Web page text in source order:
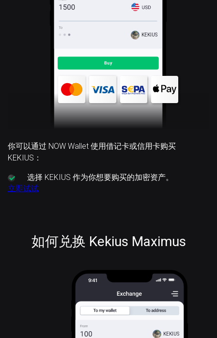
KEKIUS
你可以通过 NOW Wallet 使用借记卡或信用卡购买
KEKIUS：
选择 KEKIUS 作为你想要购买的加密资产。
立即试试
如何兑换 Kekius Maximus
KEKIUS